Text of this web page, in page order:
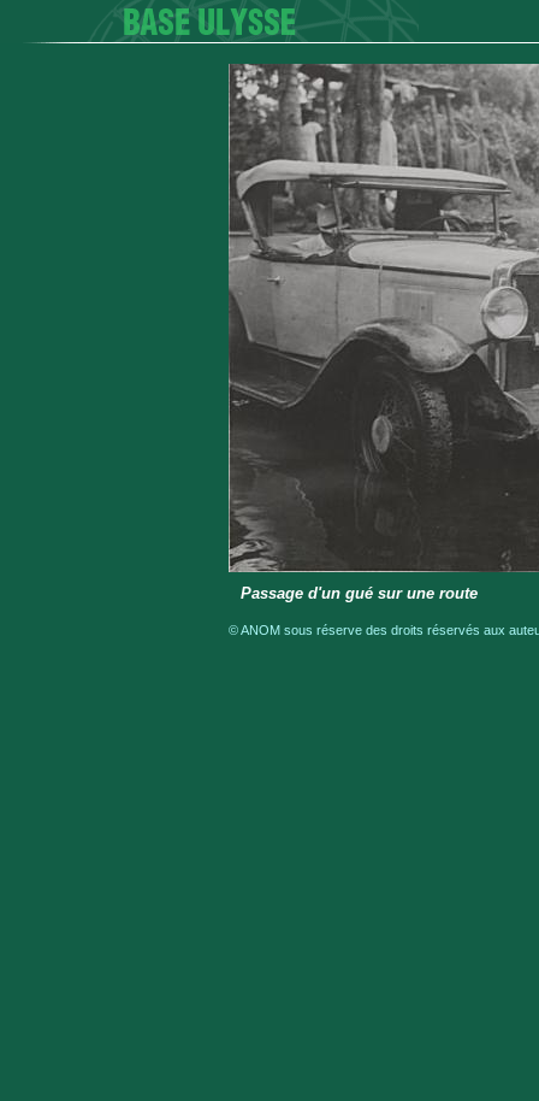
Passage d'un gué sur une route
© ANOM sous réserve des droits réservés aux